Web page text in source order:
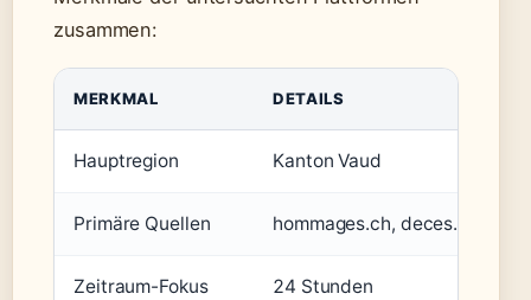
zusammen:
MERKMAL DETAILS
Hauptregion Kanton Vaud
Primäre Quellen hommages.ch, deces.ch
Zeitraum-Fokus 24 Stunden